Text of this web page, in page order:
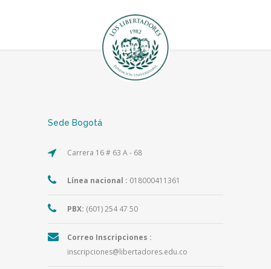
Sede Bogotá
Carrera 16 # 63 A - 68
Línea nacional : 018000411361
PBX: (601) 254 47 50
Correo Inscripciones :
inscripciones@libertadores.edu.co